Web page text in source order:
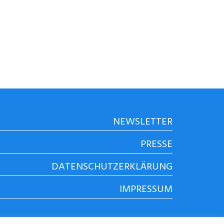
NEWSLETTER
PRESSE
DATENSCHUTZERKLÄRUNG
IMPRESSUM